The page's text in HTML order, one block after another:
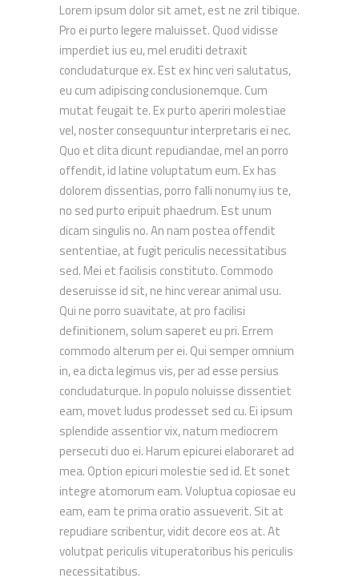
Lorem ipsum dolor sit amet, est ne zril tibique.
Pro ei purto legere maluisset. Quod vidisse
imperdiet ius eu, mel eruditi detraxit
concludaturque ex. Est ex hinc veri salutatus,
eu cum adipiscing conclusionemque. Cum
mutat feugait te. Ex purto aperiri molestiae
vel, noster consequuntur interpretaris ei nec.
Quo et clita dicunt repudiandae, mel an porro
offendit, id latine voluptatum eum. Ex has
dolorem dissentias, porro falli nonumy ius te,
no sed purto eripuit phaedrum. Est unum
dicam singulis no. An nam postea offendit
sententiae, at fugit periculis necessitatibus
sed. Mei et facilisis constituto. Commodo
deseruisse id sit, ne hinc verear animal usu.
Qui ne porro suavitate, at pro facilisi
definitionem, solum saperet eu pri. Errem
commodo alterum per ei. Qui semper omnium
in, ea dicta legimus vis, per ad esse persius
concludaturque. In populo noluisse dissentiet
eam, movet ludus prodesset sed cu. Ei ipsum
splendide assentior vix, natum mediocrem
persecuti duo ei. Harum epicurei elaboraret ad
mea. Option epicuri molestie sed id. Et sonet
integre atomorum eam. Voluptua copiosae eu
eam, eam te prima oratio assueverit. Sit at
repudiare scribentur, vidit decore eos at. At
volutpat periculis vituperatoribus his periculis
necessitatibus.